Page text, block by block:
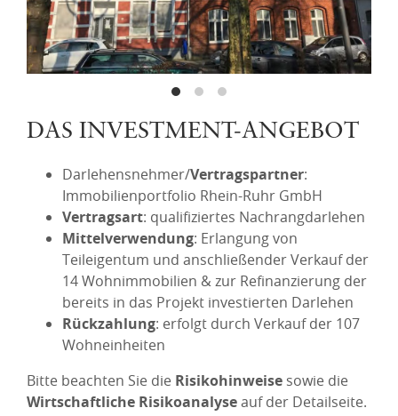
DAS INVESTMENT-ANGEBOT
Darlehensnehmer/Vertragspartner:
Immobilienportfolio Rhein-Ruhr GmbH
Vertragsart: qualifiziertes Nachrangdarlehen
Mittelverwendung: Erlangung von
Teileigentum und anschließender Verkauf der
14 Wohnimmobilien & zur Refinanzierung der
bereits in das Projekt investierten Darlehen
Rückzahlung: erfolgt durch Verkauf der 107
Wohneinheiten
Bitte beachten Sie die Risikohinweise sowie die
Wirtschaftliche Risikoanalyseauf der Detailseite.